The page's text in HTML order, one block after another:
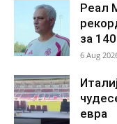
Реал
за
6 Aug
евра